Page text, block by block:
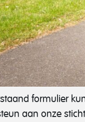
formulier
aan onze